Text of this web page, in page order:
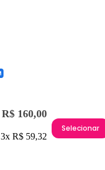
R$ 160,00
3x R$ 59,32
Selecionar